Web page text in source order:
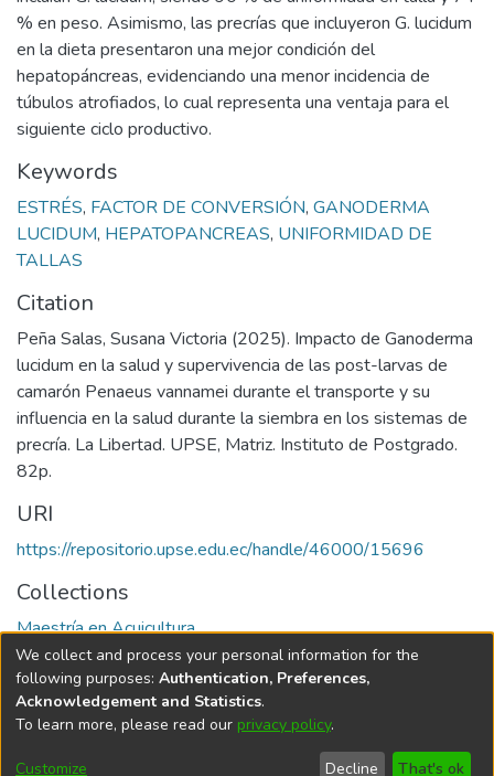
% en peso. Asimismo, las precrías que incluyeron G. lucidum
en la dieta presentaron una mejor condición del
hepatopáncreas, evidenciando una menor incidencia de
túbulos atrofiados, lo cual representa una ventaja para el
siguiente ciclo productivo.
Keywords
ESTRÉS, FACTOR DE CONVERSIÓN, GANODERMA
LUCIDUM, HEPATOPANCREAS, UNIFORMIDAD DE
TALLAS
Citation
Peña Salas, Susana Victoria (2025). Impacto de Ganoderma
lucidum en la salud y supervivencia de las post-larvas de
camarón Penaeus vannamei durante el transporte y su
influencia en la salud durante la siembra en los sistemas de
precría. La Libertad. UPSE, Matriz. Instituto de Postgrado.
82p.
URI
https://repositorio.upse.edu.ec/handle/46000/15696
Collections
Maestría en Acuicultura
Full item page
DSpace softwarecopyright © 2002-2026
Cookie
End User
Send
We collect and process your personal information for the
following purposes: Authentication, Preferences,
Acknowledgement and Statistics.
To learn more, please read our privacy policy.
Customize Decline That's ok